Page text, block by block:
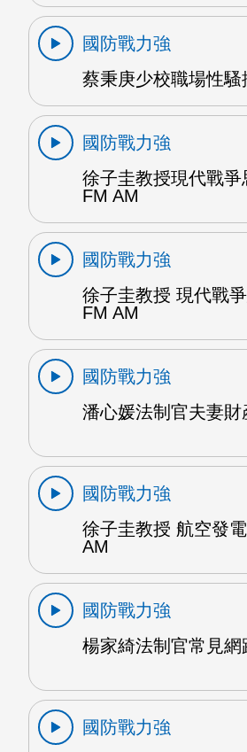
國防戰力強
蔡秉庚少校職場性騷
國防戰力強
徐子圭教授現代戰
FM AM
國防戰力強
徐子圭教授 現代戰
FM AM
國防戰力強
潘心媛法制官夫妻財
國防戰力強
徐子圭教授 航空發
AM
國防戰力強
楊家綺法制官常見
國防戰力強